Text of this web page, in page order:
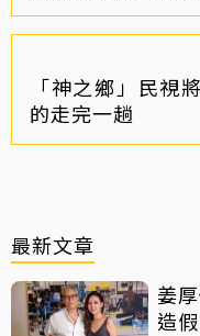
「神之鄉」民視
的走完一趟
最新文章
姜
造